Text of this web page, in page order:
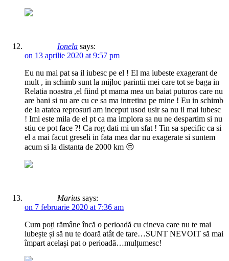
Ionela says:
on 13 aprilie 2020 at 9:57 pm
Eu nu mai pat sa il iubesc pe el ! El ma iubeste exagerant de
mult , in schimb sunt la mijloc parintii mei care tot se baga in
Relatia noastra ,el fiind pt mama mea un baiat puturos care nu
are bani si nu are cu ce sa ma intretina pe mine ! Eu in schimb
de la atatea reprosuri am inceput usod usir sa nu il mai iubesc
! Imi este mila de el pt ca ma implora sa nu ne despartim si nu
stiu ce pot face ?! Ca rog dati mi un sfat ! Tin sa specific ca si
el a mai facut greseli in fata mea dar nu exagerate si suntem
acum si la distanta de 2000 km 😔
Marius says:
on 7 februarie 2020 at 7:36 am
Cum poți rămâne încă o perioadă cu cineva care nu te mai
iubește și să nu te doară atât de tare…SUNT NEVOIT să mai
împart același pat o perioadă…mulțumesc!